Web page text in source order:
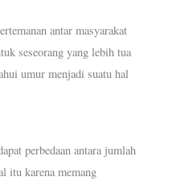
antar masyarakat
seseorang yang lebih tua
umur menjadi suatu hal
perbedaan antara jumlah
itu karena memang